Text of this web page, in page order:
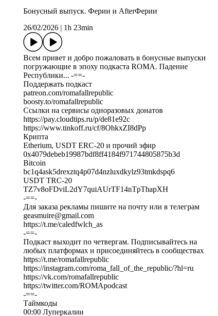
Бонусный выпуск. Ферии и AfterФерии
26/02/2026
1h 23min
Всем привет и добро пожаловать в бонусные выпуски
погружающие в эпоху подкаста ROMA. Падение
Республики... -==-
Поддержать подкаст
patreon.com/romafallrepublic
boosty.to/romafallrepublic
Ссылки на сервисы одноразовых донатов
https://pay.cloudtips.ru/p/de81e92c
https://www.tinkoff.ru/cf/8OhkxZI8dPp
Крипта
Etherium, USDT ERC-20 и прочий эфир
0x4079debeb19987bdf8ff4184f971744805875b3d
Bitcoin
bc1q4ask5drexztq4p07d4nzluxdkylz93tmkdspq6
USDT TRC-20
TZ7v8oFDviL2dY7quiAUrTF14nTpThapXH
-==-
Для заказа рекламы пишите на почту или в телеграм
geasmuire@gmail.com
https://t.me/caledfwlch_as
-==-
Подкаст выходит по четвергам. Подписывайтесь на
любых платформах и присоединяйтесь в сообществах
https://t.me/romafallrepublic
https://instagram.com/roma_fall_of_the_republic/?hl=ru
https://vk.com/romafallrepublic
https://twitter.com/ROMApodcast
-==-
Таймкоды
00:00 Луперкалии